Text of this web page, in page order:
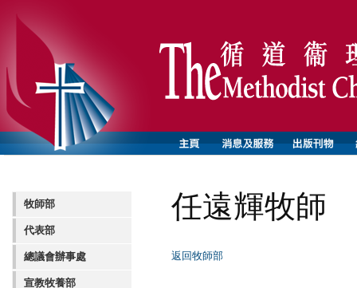
牧師部
代表部
總議會辦事處
宣教牧養部
任遠輝牧師
返回牧師部